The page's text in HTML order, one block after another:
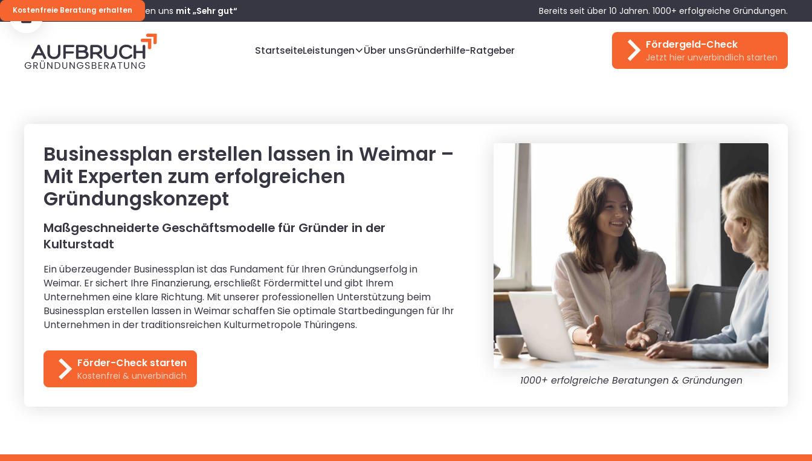
98 %unserer Kunden bewerten uns mit „Sehr gut“ Bereits seit über 10 Jahren. 1000+ erfolgreiche Gründungen.
StartseiteLeistungen Über unsGründerhilfe-Ratgeber Fördergeld-Check
Jetzt hier unverbindlich starten
Kostenfreie Beratung erhalten
Businessplan erstellen lassen in Weimar –
Mit Experten zum erfolgreichen
Gründungskonzept
Maßgeschneiderte Geschäftsmodelle für Gründer in der
Kulturstadt
Ein überzeugender Businessplan ist das Fundament für Ihren Gründungserfolg in
Weimar. Er sichert Ihre Finanzierung, erschließt Fördermittel und gibt Ihrem
Unternehmen eine klare Richtung. Mit unserer professionellen Unterstützung beim
Businessplan erstellen lassen in Weimar schaffen Sie optimale Startbedingungen für Ihr
Unternehmen in der traditionsreichen Kulturmetropole Thüringens.
Förder-Check starten
Kostenfrei & unverbindich 1000+ erfolgreiche Beratungen & Gründungen